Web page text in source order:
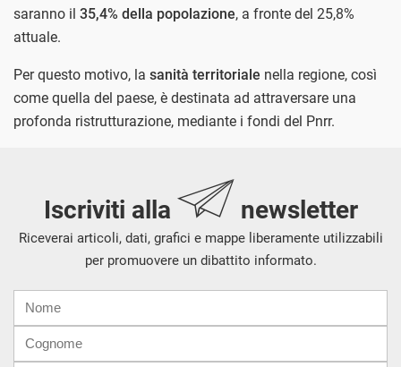
saranno il 35,4% della popolazione, a fronte del 25,8%
attuale.
Per questo motivo, la sanità territoriale nella regione, così
come quella del paese, è destinata ad attraversare una
profonda ristrutturazione, mediante i fondi del Pnrr.
Iscriviti alla newsletter
Riceverai articoli, dati, grafici e mappe liberamente utilizzabili
per promuovere un dibattito informato.
mail